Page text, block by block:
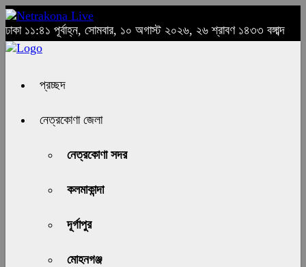
ঢাকা ১১:৪১ পূর্বাহ্ন, সোমবার, ১০ অগাস্ট ২০২৬, ২৬ শ্রাবণ ১৪৩৩ বঙ্গাব্দ
প্রচ্ছদ
নেত্রকোণা জেলা
নেত্রকোণা সদর
কলমাকান্দা
দূর্গাপুর
মোহনগঞ্জ